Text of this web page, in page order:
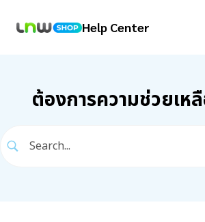
Help Center
ต้องการความช่วยเห